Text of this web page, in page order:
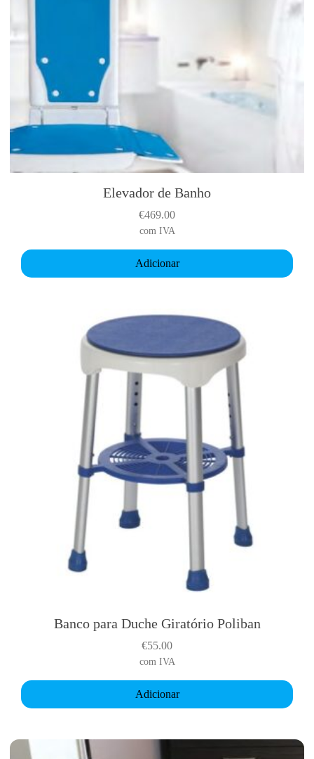
Elevador de Banho
€469.00
com IVA
Adicionar
Banco para Duche Giratório Poliban
€55.00
com IVA
Adicionar